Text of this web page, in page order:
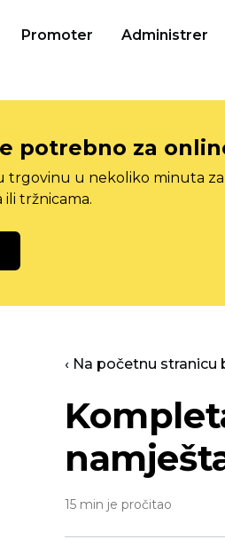
Promoter Administrer
potrebno za
trgovinu u nekoliko minuta
tržnicama.
‹ Na početnu stranicu
15 min je pročitao